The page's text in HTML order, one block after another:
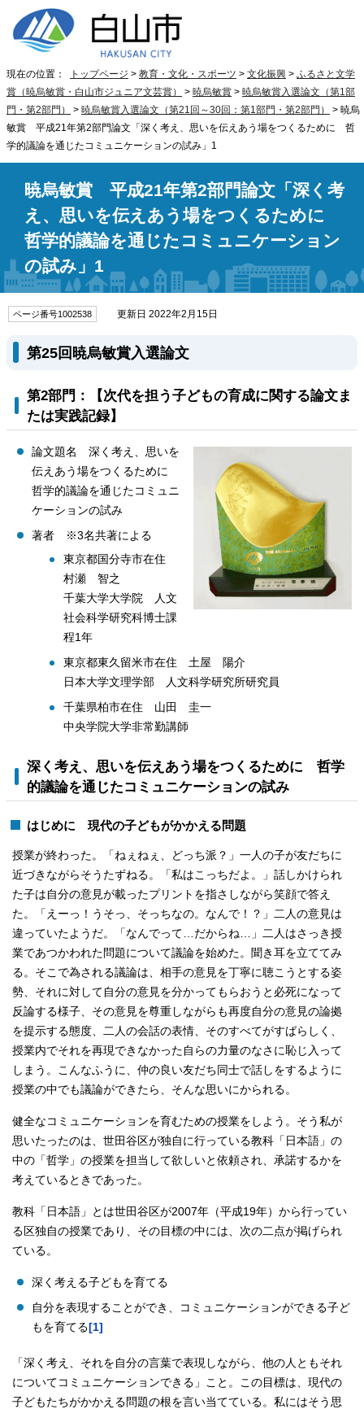
現在の位置： トップページ > 教育・文化・スポーツ > 文化振興 > ふるさと文学
賞（暁烏敏賞・白山市ジュニア文芸賞）
> 暁烏敏賞 > 暁烏敏賞入選論文（第1部
門・第2部門）
> 暁烏敏賞入選論文（第21回～30回：第1部門・第2部門）
> 暁烏
敏賞 平成21年第2部門論文「深く考え、思いを伝えあう場をつくるために 哲
学的議論を通じたコミュニケーションの試み」1
暁烏敏賞 平成21年第2部門論文「深く考
え、思いを伝えあう場をつくるために
哲学的議論を通じたコミュニケーション
の試み」1
ページ番号1002538 更新日 2022年2月15日
第25回暁烏敏賞入選論文
第2部門：【次代を担う子どもの育成に関する論文ま
たは実践記録】
論文題名 深く考え、思いを
伝えあう場をつくるために
哲学的議論を通じたコミュニ
ケーションの試み
著者 ※3名共著による
東京都国分寺市在住
村瀬 智之
千葉大学大学院 人文
社会科学研究科博士課
程1年
東京都東久留米市在住 土屋 陽介
日本大学文理学部 人文科学研究所研究員
千葉県柏市在住 山田 圭一
中央学院大学非常勤講師
深く考え、思いを伝えあう場をつくるために 哲学
的議論を通じたコミュニケーションの試み
はじめに 現代の子どもがかかえる問題
授業が終わった。「ねぇねぇ、どっち派？」一人の子が友だちに
近づきながらそうたずねる。「私はこっちだよ。」話しかけられ
た子は自分の意見が載ったプリントを指さしながら笑顔で答え
た。「えーっ！うそっ、そっちなの。なんで！？」二人の意見は
違っていたようだ。「なんでって…だからね…」二人はさっき授
業であつかわれた問題について議論を始めた。聞き耳を立ててみ
る。そこで為される議論は、相手の意見を丁寧に聴こうとする姿
勢、それに対して自分の意見を分かってもらおうと必死になって
反論する様子、その意見を尊重しながらも再度自分の意見の論拠
を提示する態度、二人の会話の表情、そのすべてがすばらしく、
授業内でそれを再現できなかった自らの力量のなさに恥じ入って
しまう。こんなふうに、仲の良い友だち同士で話しをするように
授業の中でも議論ができたら、そんな思いにかられる。
健全なコミュニケーションを育むための授業をしよう。そう私が
思いたったのは、世田谷区が独自に行っている教科「日本語」の
中の「哲学」の授業を担当して欲しいと依頼され、承諾するかを
考えているときであった。
教科「日本語」とは世田谷区が2007年（平成19年）から行ってい
る区独自の授業であり、その目標の中には、次の二点が掲げられ
ている。
深く考える子どもを育てる
自分を表現することができ、コミュニケーションができる子ど
もを育てる[1]
「深く考え、それを自分の言葉で表現しながら、他の人ともそれ
についてコミュニケーションできる」こと。この目標は、現代の
子どもたちがかかえる問題の根を言い当てている。私にはそう思